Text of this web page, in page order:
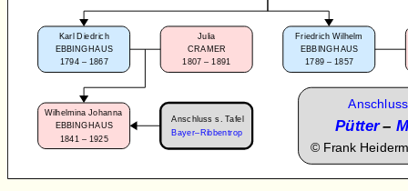
Karl Diedrich
EBBINGHAUS
1794 – 1867
Julia
CRAMER
1807 – 1891
Wilhelmina Johanna
EBBINGHAUS
1841 – 1925
Anschluss s. Tafel
Bayer–Ribbentrop
Friedrich Wilhelm
EBBINGHAUS
1789 – 1857
Pütter–
© Frank